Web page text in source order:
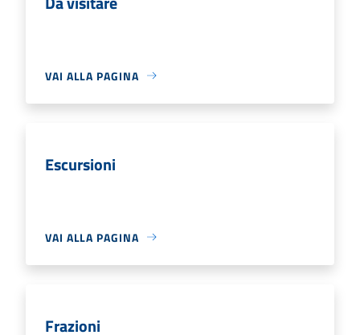
VAI ALLA PAGINA
Escursioni
VAI ALLA PAGINA
Frazioni